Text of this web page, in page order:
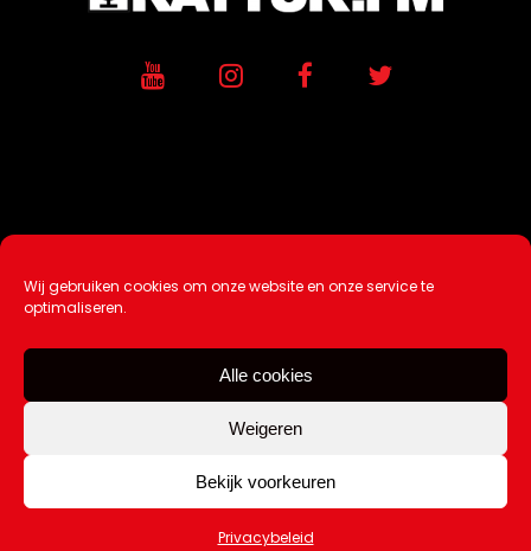
Wij gebruiken cookies om onze website en onze service te
optimaliseren.
Alle cookies
Weigeren
Bekijk voorkeuren
Privacybeleid
Ontwikkeling / Hosting doorAtSea
Over Ons |Tip de redactie
Contact
Copyright Kattuk.nl 2003-2026